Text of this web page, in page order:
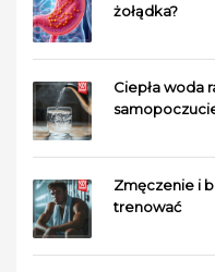
żołądka?
Ciepła woda
Zmęczenie i
trenować